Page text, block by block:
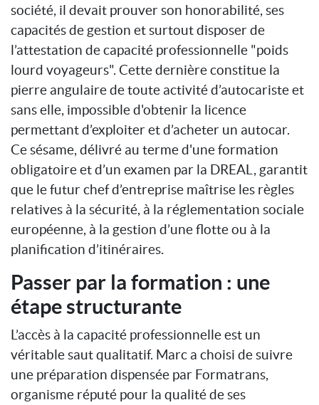
société, il devait prouver son honorabilité, ses
capacités de gestion et surtout disposer de
l’attestation de capacité professionnelle "poids
lourd voyageurs". Cette dernière constitue la
pierre angulaire de toute activité d’autocariste et
sans elle, impossible d'obtenir la licence
permettant d’exploiter et d’acheter un autocar.
Ce sésame, délivré au terme d'une formation
obligatoire et d’un examen par la DREAL, garantit
que le futur chef d’entreprise maîtrise les règles
relatives à la sécurité, à la réglementation sociale
européenne, à la gestion d’une flotte ou à la
planification d’itinéraires.
Passer par la formation : une
étape structurante
L’accès à la capacité professionnelle est un
véritable saut qualitatif. Marc a choisi de suivre
une préparation dispensée par Formatrans,
organisme réputé pour la qualité de ses